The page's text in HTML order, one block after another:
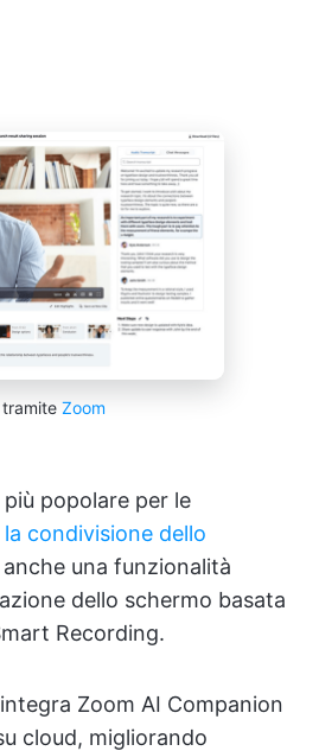
tramite Zoom
più popolare per le
la condivisione dello
una funzionalità
dello schermo basata
Recording.
Zoom AI Companion
cloud, migliorando